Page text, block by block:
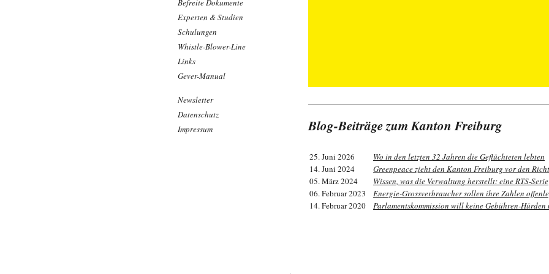
Befreite Dokumente
Experten & Studien
Schulungen
Whistle-Blower-Line
Links
Gever-Manual
Newsletter
Datenschutz
Impressum
Blog-Beiträge zum Kanton Freiburg
25. Juni 2026
Wo in den letzten 32 Jahren die Geflüchteten lebten
14. Juni 2024
Greenpeace zieht den Kanton Freiburg vor den
05. März 2024
Wissen, was die Verwaltung herstellt: eine RTS-Serie
06. Februar 2023
Energie-Grossverbraucher sollen ihre Zahlen
14. Februar 2020
Parlamentskommission will keine Gebühren-Hürden